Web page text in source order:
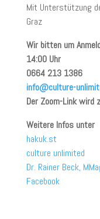
Mit Unterstützung
Graz
Wir bitten um
14:00 Uhr
0664 213 1386
info@culture-
Der Zoom-Link wird
Weitere Infos unter
hakuk.st
culture unlimited
Dr. Rainer Beck,
Facebook